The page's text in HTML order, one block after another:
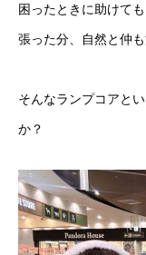
困ったときに助けて
張った分、自然と仲
そんなランプコアと
か？